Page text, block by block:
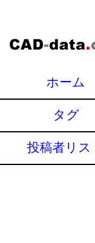
ホーム
タグ
投稿者リス